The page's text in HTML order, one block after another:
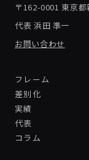
〒162-0001 東京
代表 浜田 準一
お問い合わせ
フレーム
差別化
実績
代表
コラム